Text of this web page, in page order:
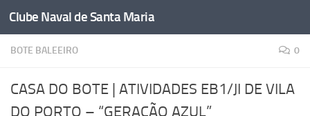
Skip to content
Clube Naval de Santa Maria
BOTE BALEEIRO 0
CASA DO BOTE | ATIVIDADES EB1/JI DE VILA
DO PORTO – “GERAÇÃO AZUL”